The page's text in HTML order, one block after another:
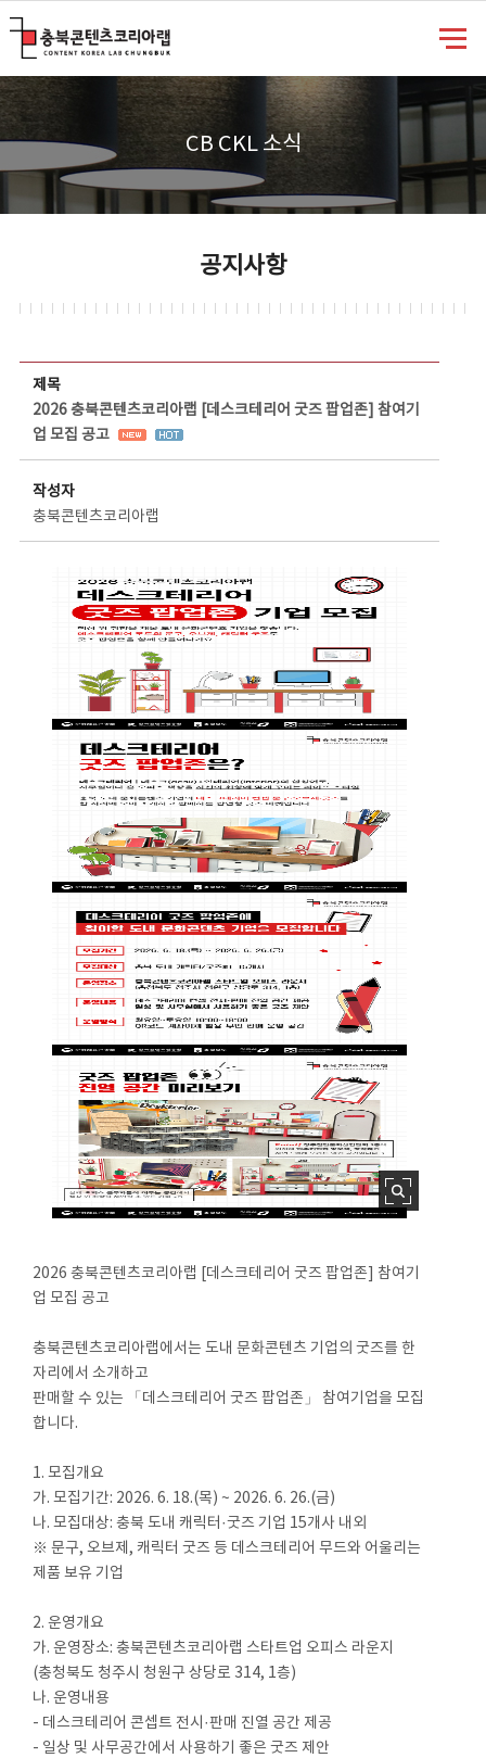
CB CKL 소식
공지사항
제목
2026 충북콘텐츠코리아랩 [데스크테리어 굿즈 팝업존] 참여기
업 모집 공고
작성자
충북콘텐츠코리아랩
2026 충북콘텐츠코리아랩 [데스크테리어 굿즈 팝업존] 참여기
업 모집 공고
충북콘텐츠코리아랩에서는 도내 문화콘텐츠 기업의 굿즈를 한
자리에서 소개하고
판매할 수 있는 「데스크테리어 굿즈 팝업존」 참여기업을 모집
합니다.
1. 모집개요
가. 모집기간: 2026. 6. 18.(목) ~ 2026. 6. 26.(금)
나. 모집대상: 충북 도내 캐릭터·굿즈 기업 15개사 내외
※ 문구, 오브제, 캐릭터 굿즈 등 데스크테리어 무드와 어울리는
제품 보유 기업
2. 운영개요
가. 운영장소: 충북콘텐츠코리아랩 스타트업 오피스 라운지
(충청북도 청주시 청원구 상당로 314, 1층)
나. 운영내용
- 데스크테리어 콘셉트 전시·판매 진열 공간 제공
- 일상 및 사무공간에서 사용하기 좋은 굿즈 제안